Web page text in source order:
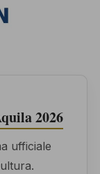
2026
ufficiale